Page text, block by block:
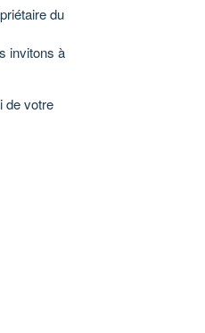
du
invitons à
de votre